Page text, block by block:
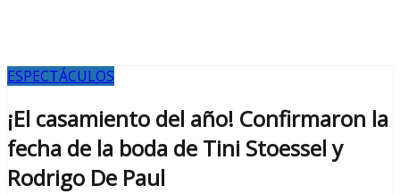
ESPECTÁCULOS
¡El casamiento del año! Confirmaron la
fecha de la boda de Tini Stoessel y
Rodrigo De Paul